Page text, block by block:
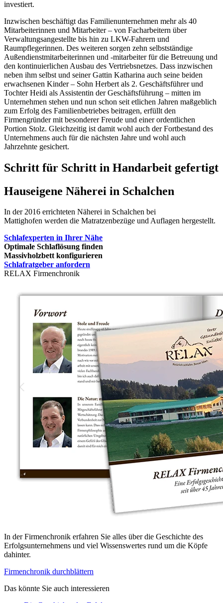
investiert.
Inzwischen beschäftigt das Familienunternehmen mehr als 40
Mitarbeiterinnen und Mitarbeiter – von Facharbeitern über
Verwaltungsangestellte bis hin zu LKW-Fahrern und
Raumpflegerinnen. Des weiteren sorgen zehn selbstständige
Außendienstmitarbeiterinnen und -mitarbeiter für die Betreuung und
den kontinuierlichen Ausbau des Vertriebsnetzes. Dass inzwischen
neben ihm selbst und seiner Gattin Katharina auch seine beiden
erwachsenen Kinder – Sohn Herbert als 2. Geschäftsführer und
Tochter Heidi als Assistentin der Geschäftsführung – mitten im
Unternehmen stehen und nun schon seit etlichen Jahren maßgeblich
zum Erfolg des Familienbetriebes beitragen, erfüllt den
Firmengründer mit besonderer Freude und einer ordentlichen
Portion Stolz. Gleichzeitig ist damit wohl auch der Fortbestand des
Unternehmens auch für die nächsten Jahre und wohl auch
Jahrzehnte gesichert.
Schritt für Schritt in Handarbeit gefertigt
Hauseigene Näherei in Schalchen
In der 2016 errichteten Näherei in Schalchen bei
Mattighofen werden die Matratzenbezüge und Auflagen hergestellt.
Schlafexperten in Ihrer Nähe
Optimale Schlaflösung finden
Massivholzbett konfigurieren
Schlafratgeber anfordern
RELAX Firmenchronik
In der Firmenchronik erfahren Sie alles über die Geschichte des
Erfolgsunternehmens und viel Wissenswertes rund um die Köpfe
dahinter.
Firmenchronik durchblättern
Das könnte Sie auch interessieren